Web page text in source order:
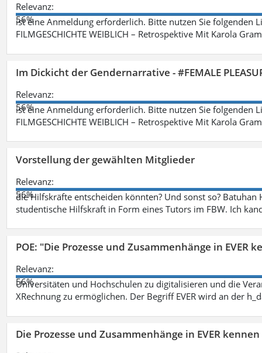
Relevanz:
56%
ist eine Anmeldung erforderlich. Bitte nutzen Sie folgenden
FILMGESCHICHTE WEIBLICH – Retrospektive Mit Karola
Im Dickicht der Gendernarrative - #FEMALE
Relevanz:
56%
ist eine Anmeldung erforderlich. Bitte nutzen Sie folgenden
FILMGESCHICHTE WEIBLICH – Retrospektive Mit Karola
Vorstellung der gewählten Mitglieder
Relevanz:
56%
die Hilfskräfte entscheiden könnten? Und sonst so?
studentische Hilfskraft in Form eines Tutors im FBW. Ich
POE: "Die Prozesse und Zusammenhänge in EVER
Relevanz:
56%
Universitäten und Hochschulen zu digitalisieren und die
XRechnung zu ermöglichen. Der Begriff EVER wird an der
Die Prozesse und Zusammenhänge in EVER